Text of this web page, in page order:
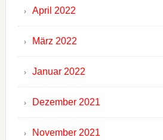
April 2022
März 2022
Januar 2022
Dezember 2021
November 2021